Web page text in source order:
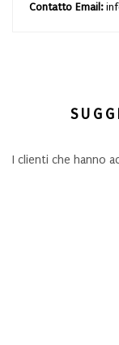
Contatto Email:
I clienti che hanno